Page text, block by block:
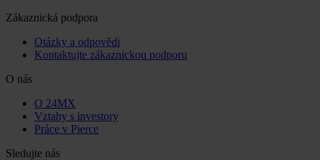
Zákaznická podpora
Otázky a odpovědi
Kontaktujte zákaznickou podporu
O nás
O 24MX
Vztahy s investory
Práce v Pierce
Sledujte nás